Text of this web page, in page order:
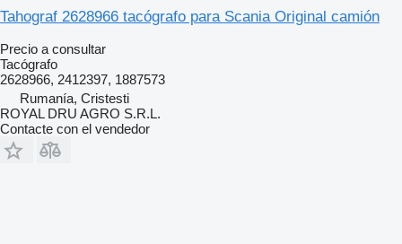
Tahograf 2628966 tacógrafo para Scania Original camión
Precio a consultar
Tacógrafo
2628966, 2412397, 1887573
Rumanía, Cristesti
ROYAL DRU AGRO S.R.L.
Contacte con el vendedor